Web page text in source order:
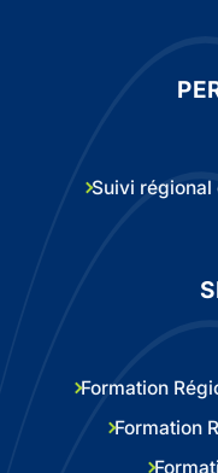
Suivi
Formation
Formation